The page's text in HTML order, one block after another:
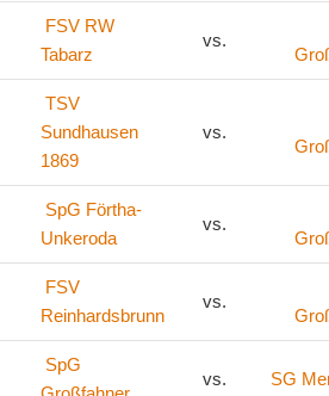
FSV RW
Tabarz
vs.
TSV
Sundhausen
1869
vs.
SpG Förtha-
Unkeroda
vs.
FSV
Reinhardsbrunn
vs.
SpG
vs. SG